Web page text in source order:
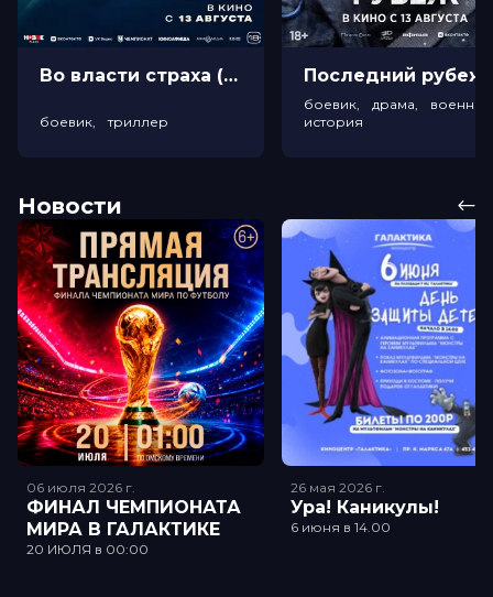
Во власти страха (18+)
боевик, триллер
боевик, драма,
история
Новости
06 июля 2026 г.
ФИНАЛ ЧЕМПИОНАТА
МИРА В ГАЛАКТИКЕ
20 ИЮЛЯ в 00:00
26 мая 2026 г.
Ура! Каникулы!
6 июня в 14.00